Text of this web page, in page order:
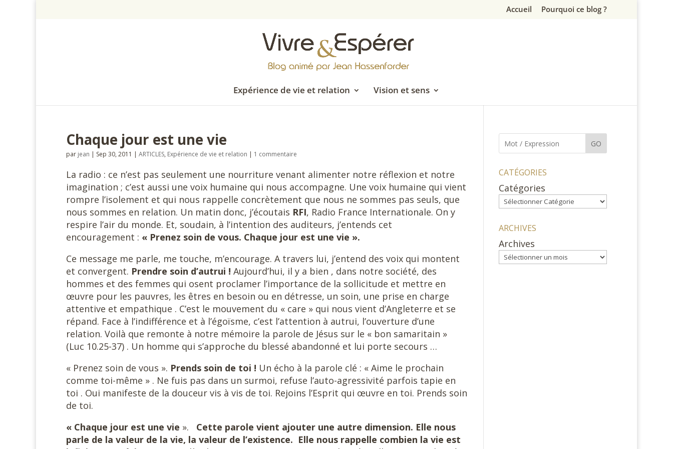
Accueil Pourquoi ce blog ?
Expérience de vie et relation Vision et sens
Chaque jour est une vie
par jean | Sep 30, 2011 | ARTICLES, Expérience de vie et relation | 1 commentaire
La radio : ce n’est pas seulement une nourriture venant alimenter notre réflexion et notre
imagination ; c’est aussi une voix humaine qui nous accompagne. Une voix humaine qui vient
rompre l’isolement et qui nous rappelle concrètement que nous ne sommes pas seuls, que
nous sommes en relation. Un matin donc, j’écoutais RFI, Radio France Internationale. On y
respire l’air du monde. Et, soudain, à l’intention des auditeurs, j’entends cet
encouragement : « Prenez soin de vous. Chaque jour est une vie ».
Ce message me parle, me touche, m’encourage. A travers lui, j’entend des voix qui montent
et convergent. Prendre soin d’autrui ! Aujourd’hui, il y a bien , dans notre société, des
hommes et des femmes qui osent proclamer l’importance de la sollicitude et mettre en
œuvre pour les pauvres, les êtres en besoin ou en détresse, un soin, une prise en charge
attentive et empathique . C’est le mouvement du « care » qui nous vient d’Angleterre et se
répand. Face à l’indifférence et à l’égoïsme, c’est l’attention à autrui, l’ouverture d’une
relation. Voilà que remonte à notre mémoire la parole de Jésus sur le « bon samaritain »
(Luc 10.25-37) . Un homme qui s’approche du blessé abandonné et lui porte secours …
« Prenez soin de vous ». Prends soin de toi ! Un écho à la parole clé : « Aime le prochain
comme toi-même » . Ne fuis pas dans un surmoi, refuse l’auto-agressivité parfois tapie en
toi . Oui manifeste de la douceur vis à vis de toi. Rejoins l’Esprit qui œuvre en toi. Prends soin
de toi.
« Chaque jour est une vie ». Cette parole vient ajouter une autre dimension. Elle nous
parle de la valeur de la vie, la valeur de l’existence. Elle nous rappelle combien la vie est
GO
CATÉGORIES
Catégories
ARCHIVES
Archives